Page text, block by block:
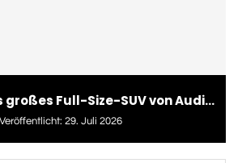
großes Full-Size-SUV von Audi...
Veröffentlicht: 29. Juli 2026